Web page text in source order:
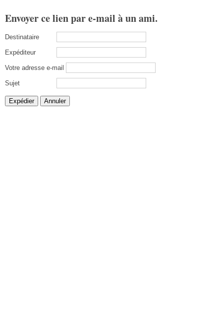
Envoyer ce lien par e-mail à un ami.
Destinataire
Expéditeur
Votre adresse e-mail
Sujet
Expédier Annuler